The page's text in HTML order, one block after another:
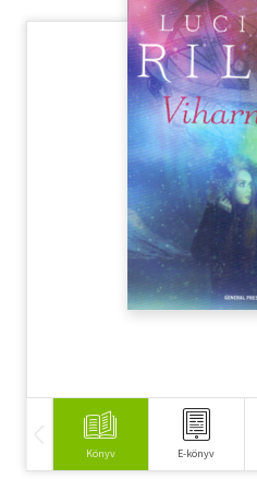
Szótár, nyelvkönyv
Tankönyv, segédkönyv
Társadalomtudomány
Természettudomány
Könyv E-könyv